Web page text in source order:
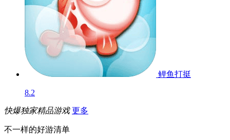
鲤鱼打挺
8.2
快爆独家精品游戏 更多
不一样的好游清单